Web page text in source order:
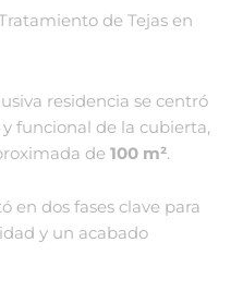
de Tejas en
residencia se centró
funcional de la cubierta,
de 100 m².
en dos fases clave para
y un acabado